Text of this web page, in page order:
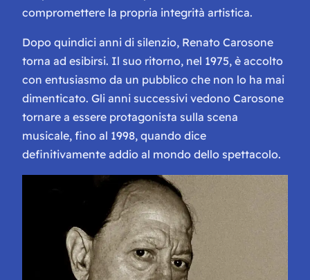
compromettere la propria integrità artistica.
Dopo quindici anni di silenzio, Renato Carosone
torna ad esibirsi. Il suo ritorno, nel 1975, è accolto
con entusiasmo da un pubblico che non lo ha mai
dimenticato. Gli anni successivi vedono Carosone
tornare a essere protagonista sulla scena
musicale, fino al 1998, quando dice
definitivamente addio al mondo dello spettacolo.